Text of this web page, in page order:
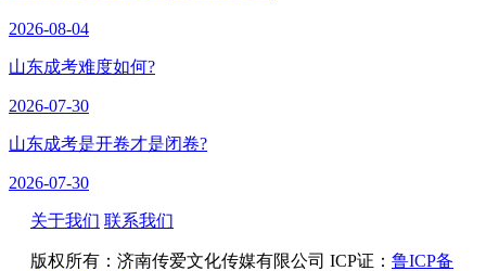
2026-08-04
山东成考难度如何?
2026-07-30
山东成考是开卷才是闭卷?
2026-07-30
关于我们 联系我们
版权所有： 济南传爱文化传媒有限公司 ICP证： 鲁ICP备